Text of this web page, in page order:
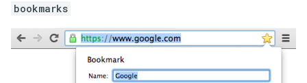
bookmarks